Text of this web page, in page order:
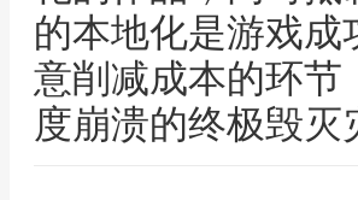
的本地化是游戏
意削减成本的环节
度崩溃的终极毁